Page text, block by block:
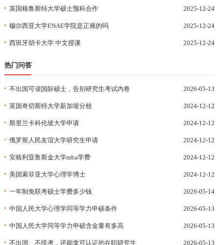
英国格鲁斯特大学硕士预科合作 2025-12-24
穆尔西亚大学ENAE学院是正规的吗 2025-12-24
西班牙胡卡大学 中文授课 2025-12-24
热门问答
不出国可读国际硕士，告别研究生考试内卷 2026-05-13
英国奇切斯特大学新加坡分校 2024-12-12
斯里兰卡科伦坡大学申请 2024-12-12
俄罗斯人民友谊大学研究生申请 2024-12-12
安格利亚鲁斯金大学mba学费 2024-12-12
美国索菲亚大学心理学博士 2024-12-12
一年制免联考硕士学费多少钱 2026-05-14
中国人民大学心理学同等学力申硕条件 2026-05-13
中国人民大学同等学力申硕含金量有多高 2026-05-13
不出国、不统考，还能拿可认证的在职研究生 2026-05-13